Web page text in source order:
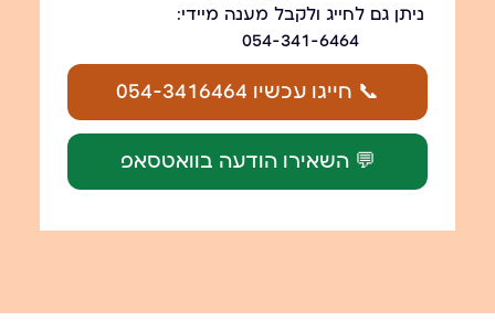
ניתן גם לחייג ולקבל מענה מיידי:
054-341-6464
📞 חייגו עכשיו 054-3416464
💬 השאירו הודעה בוואטסאפ